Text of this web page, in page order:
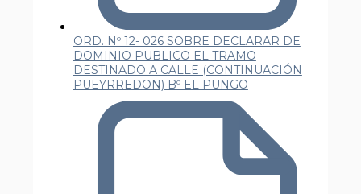
ORD. Nº 12- 026 SOBRE DECLARAR DE
DOMINIO PUBLICO EL TRAMO
DESTINADO A CALLE (CONTINUACIÓN
PUEYRREDON) Bº EL PUNGO